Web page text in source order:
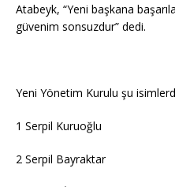
Atabeyk, “Yeni başkana
güvenim sonsuzdur” dedi.
Yeni Yönetim Kurulu şu
1 Serpil Kuruoğlu
2 Serpil Bayraktar